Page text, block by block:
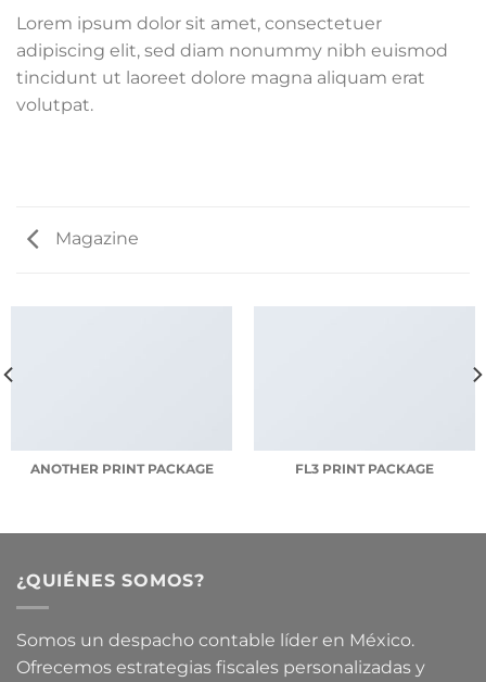
Lorem ipsum dolor sit amet, consectetuer
adipiscing elit, sed diam nonummy nibh euismod
tincidunt ut laoreet dolore magna aliquam erat
volutpat.
Magazine
ANOTHER PRINT PACKAGE FL3 PRINT PACKAGE
¿QUIÉNES SOMOS?
Somos un despacho contable líder en México.
Ofrecemos estrategias fiscales personalizadas y